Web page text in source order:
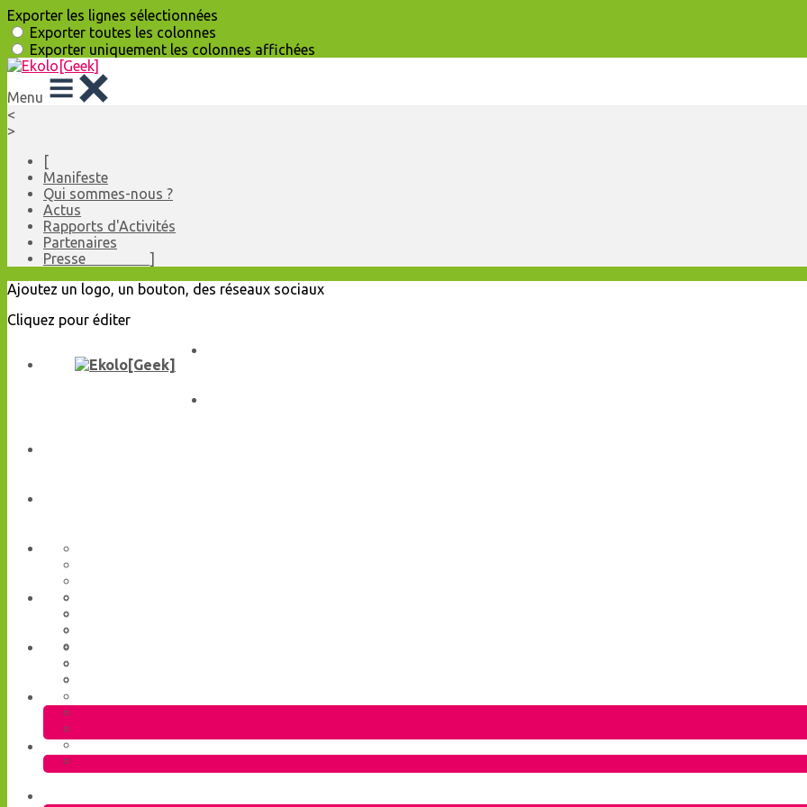
Exporter les lignes sélectionnées
Exporter toutes les colonnes
Exporter uniquement les colonnes affichées
Menu
<
>
[
Manifeste
Qui sommes-nous ?
Actus
Rapports d'Activités
Partenaires
Presse ]
Ajoutez un logo, un bouton, des réseaux sociaux
Cliquez pour éditer